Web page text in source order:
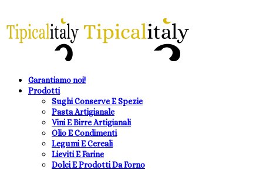
Garantiamo noi!
Prodotti
Sughi Conserve E Spezie
Pasta Artigianale
Vini E Birre Artigianali
Olio E Condimenti
Legumi E Cereali
Lieviti E Farine
Dolci E Prodotti Da Forno